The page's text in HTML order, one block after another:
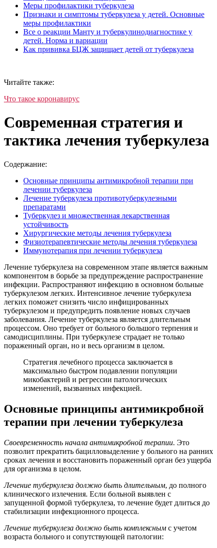
Меры профилактики туберкулеза
Признаки и симптомы туберкулеза у детей. Основные
меры профилактики
Все о реакции Манту и туберкулинодиагностике у
детей. Норма и вариации
Как прививка БЦЖ защищает детей от туберкулеза
Читайте также:
Что такое коронавирус
Современная стратегия и
тактика лечения туберкулеза
Содержание:
Основные принципы антимикробной терапии при
лечении туберкулеза
Лечение туберкулеза противотуберкулезными
препаратами
Туберкулез и множественная лекарственная
устойчивость
Хирургические методы лечения туберкулеза
Физиотерапевтические методы лечения туберкулеза
Иммунотерапия при лечении туберкулеза
Лечение туберкулеза на современном этапе является важным
компонентом в борьбе за предупреждение распространение
инфекции. Распространяют инфекцию в основном больные
туберкулезом легких. Интенсивное лечение туберкулеза
легких поможет снизить число инфицированных
туберкулезом и предупредить появление новых случаев
заболевания. Лечение туберкулеза является длительным
процессом. Оно требует от больного большого терпения и
самодисциплины. При туберкулезе страдает не только
пораженный орган, но и весь организм в целом.
Стратегия лечебного процесса заключается в
максимально быстром подавлении популяции
микобактерий и регрессии патологических
изменений, вызванных инфекцией.
Основные принципы антимикробной
терапии при лечении туберкулеза
Своевременность начала антимикробной терапии. Это
позволит прекратить бацилловыделение у больного на ранних
сроках лечения и восстановить пораженный орган без ущерба
для организма в целом.
Лечение туберкулеза должно быть длительным, до полного
клинического излечения. Если больной выявлен с
запущенной формой туберкулеза, то лечение будет длиться до
стабилизации инфекционного процесса.
Лечение туберкулеза должно быть комплексным с учетом
возраста больного и сопутствующей патологии: